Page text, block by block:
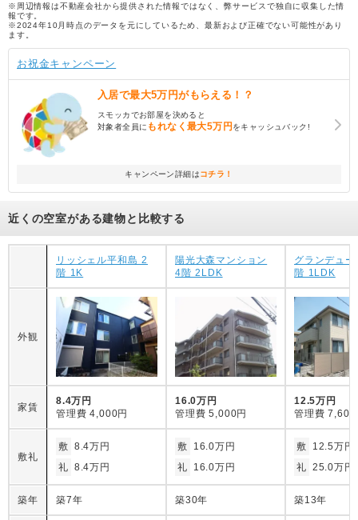
※周辺情報は不動産会社から提供された情報ではなく、弊サービスで独自に収集した情
報です。
※2024年10月時点のデータを元にしているため、最新および正確でない可能性があり
ます。
お祝金キャンペーン
入居で最大5万円がもらえる！？
スモッカでお部屋を決めると
対象者全員に もれなく最大5万円をキャッシュバック!
キャンペーン詳細はコチラ！
近くの空室がある建物と比較する
リッシェル平和島 2
階 1K
陽光大森マンション
4階 2LDK
グランデュ
階 1LDK
外観
家賃
8.4万円
管理費 4,000円
16.0万円
管理費 5,000円
12.5万円
管理費 7,600
敷礼
敷 8.4万円
礼 8.4万円
敷
16.0万円
礼
16.0万円
敷
12.5万円
礼 25.0万円
築年 築7年 築30年 築13年